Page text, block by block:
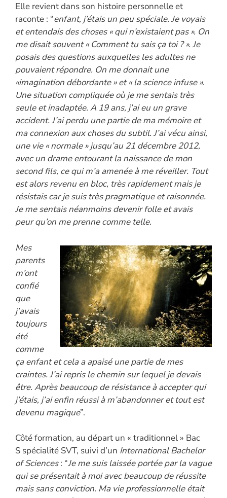
Elle revient dans son histoire personnelle et
raconte : “enfant, j’étais un peu spéciale. Je voyais
et entendais des choses « qui n’existaient pas ». On
me disait souvent « Comment tu sais ça toi ? ». Je
posais des questions auxquelles les adultes ne
pouvaient répondre. On me donnait une
«imagination débordante » et « la science infuse ».
Une situation compliquée où je me sentais très
seule et inadaptée. A 19 ans, j’ai eu un grave
accident. J’ai perdu une partie de ma mémoire et
ma connexion aux choses du subtil. J’ai vécu ainsi,
une vie « normale » jusqu’au 21 décembre 2012,
avec un drame entourant la naissance de mon
second fils, ce qui m’a amenée à me réveiller. Tout
est alors revenu en bloc, très rapidement mais je
résistais car je suis très pragmatique et raisonnée.
Je me sentais néanmoins devenir folle et avais
peur qu’on me prenne comme telle.
Mes
parents
m’ont
confié
que
j’avais
toujours
été
comme
ça enfant et cela a apaisé une partie de mes
craintes. J’ai repris le chemin sur lequel je devais
être. Après beaucoup de résistance à accepter qui
j’étais, j’ai enfin réussi à m’abandonner et tout est
devenu magique”.
Côté formation, au départ un « traditionnel » Bac
S spécialité SVT, suivi d’un International Bachelor
of Sciences: “Je me suis laissée portée par la vague
qui se présentait à moi avec beaucoup de réussite
mais sans conviction. Ma vie professionnelle était